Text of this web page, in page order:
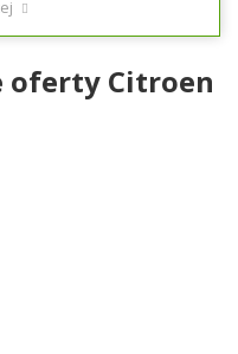
oferty Citroen